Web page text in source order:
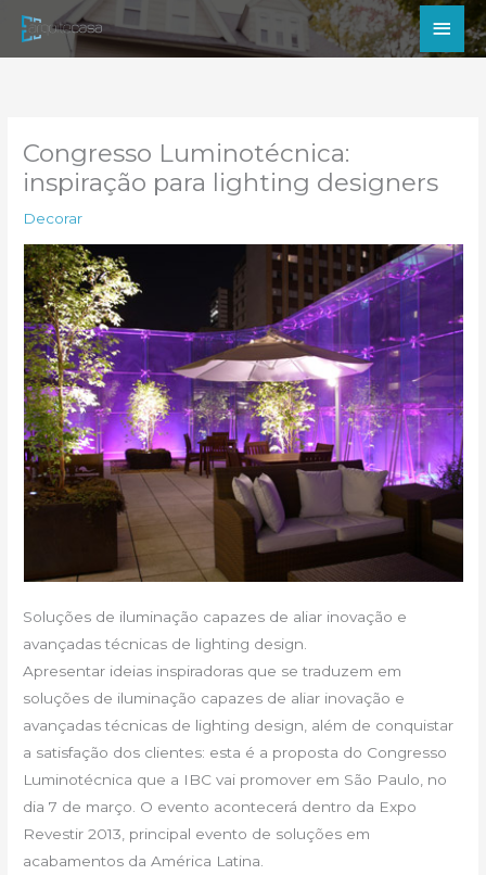
para
Congresso Luminotécnica:
inspiração para lighting designers
Decorar
Soluções de iluminação capazes de aliar inovação e
avançadas técnicas de lighting design.
Apresentar ideias inspiradoras que se traduzem em
soluções de iluminação capazes de aliar inovação e
avançadas técnicas de lighting design, além de conquistar
a satisfação dos clientes: esta é a proposta do Congresso
Luminotécnica que a IBC vai promover em São Paulo, no
dia 7 de março. O evento acontecerá dentro da Expo
Revestir 2013, principal evento de soluções em
acabamentos da América Latina.